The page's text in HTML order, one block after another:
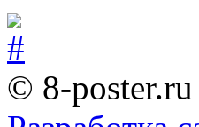
© 8-poster.ru